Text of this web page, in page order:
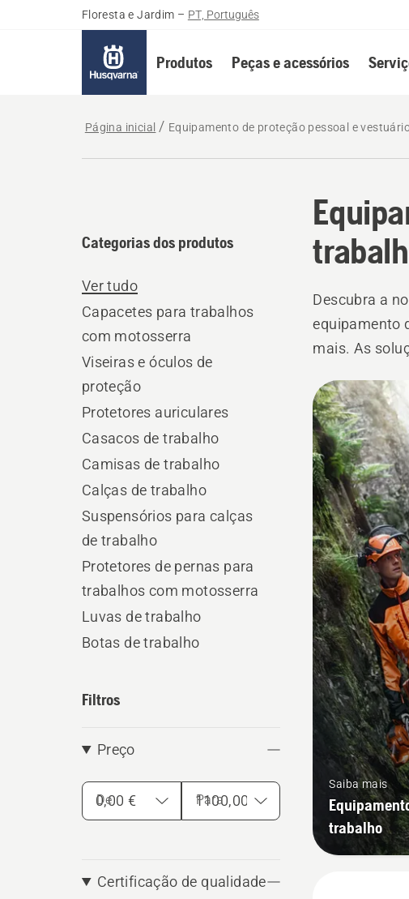
Floresta e Jardim – PT, Português
Produtos Peças e acessórios
Página inicial Equipamento de proteção pessoal e
Categorias dos produtos
Ver tudo
Capacetes para trabalhos
com motosserra
Viseiras e óculos de
proteção
Protetores auriculares
Casacos de trabalho
Camisas de trabalho
Calças de trabalho
Suspensórios para calças
de trabalho
Protetores de pernas para
trabalhos com motosserra
Luvas de trabalho
Botas de trabalho
Filtros
Preço
De Para
Certificação de qualidade
Descubra a
equipamento
mais. As
Todos
os
produtos
Saiba mais
trabalho